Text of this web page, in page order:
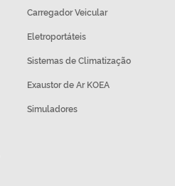
Carregador Veicular
Eletroportáteis
Sistemas de Climatização
Exaustor de Ar KOEA
Simuladores